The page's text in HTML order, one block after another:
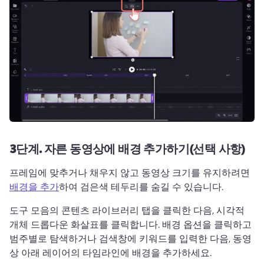
3단계.자른 동영상에 배경 추가하기(선택 사항)
프레임에 맞추거나 채우지 않고 동영상 크기를 유지하려면
배경을 추가하여 검은색 테두리를 숨길 수 있습니다.
도구 모음의 콘텐츠 라이브러리 탭을 클릭한 다음, 시각적
개체 드롭다운 화살표를 클릭합니다. 배경 옵션을 클릭하고
범주별로 탐색하거나 검색창에 키워드를 입력한 다음, 동영
상 아래 레이어의 타임라인에 배경을 추가하세요.